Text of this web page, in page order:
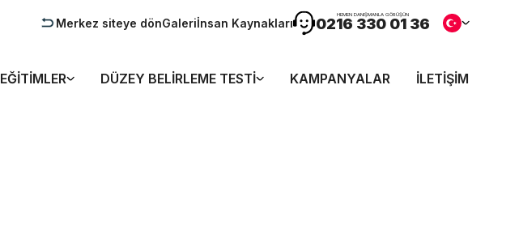
Merkez siteye dönGaleriİnsan Kaynakları
HEMEN DANIŞMANLA GÖRÜŞÜN
0216 330 01 36
EĞITIMLER DÜZEY BELIRLEME TESTI KAMPANYALAR İLETIŞIM